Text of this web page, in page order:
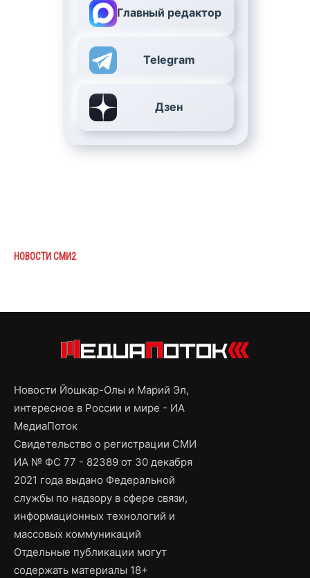
Главный редактор
Telegram
Дзен
НОВОСТИ СМИ2
Новости Йошкар-Олы и Марий Эл,
интересное в России и мире - ИА
МедиаПоток
Свидетельство о регистрации СМИ
ИА № ФС 77 - 82389 от 30 декабря
2021 года выдано Федеральной
службы по надзору в сфере связи,
информационных технологий и
массовых коммуникаций
Отдельные публикации могут
содержать материалы 18+